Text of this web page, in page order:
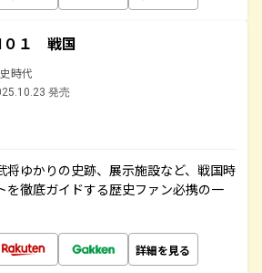
０１ 戦国
時代
発売
将ゆかりの史跡、展示施設など、戦国時
を徹底ガイドする歴史ファン必携の一
詳細を見る